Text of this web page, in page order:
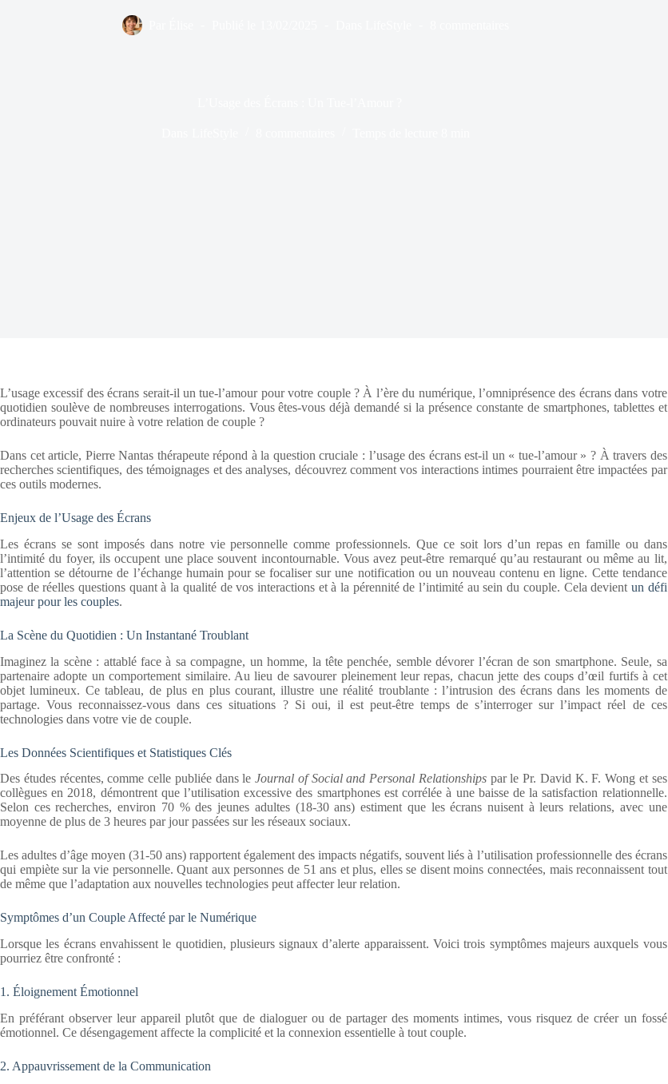
L’usage excessif des écrans serait-il un tue-l’amour pour votre couple ? À l’ère du numérique, l’omniprésence des écrans dans votre
quotidien soulève de nombreuses interrogations. Vous êtes-vous déjà demandé si la présence constante de smartphones, tablettes et
ordinateurs pouvait nuire à votre relation de couple ?
Dans cet article, Pierre Nantas thérapeute répond à la question cruciale : l’usage des écrans est-il un « tue-l’amour » ? À travers des
recherches scientifiques, des témoignages et des analyses, découvrez comment vos interactions intimes pourraient être impactées par
ces outils modernes.
Enjeux de l’Usage des Écrans
Les écrans se sont imposés dans notre vie personnelle comme professionnels. Que ce soit lors d’un repas en famille ou dans
l’intimité du foyer, ils occupent une place souvent incontournable. Vous avez peut-être remarqué qu’au restaurant ou même au lit,
l’attention se détourne de l’échange humain pour se focaliser sur une notification ou un nouveau contenu en ligne. Cette tendance
pose de réelles questions quant à la qualité de vos interactions et à la pérennité de l’intimité au sein du couple. Cela devient un défi
majeur pour les couples.
La Scène du Quotidien : Un Instantané Troublant
Imaginez la scène : attablé face à sa compagne, un homme, la tête penchée, semble dévorer l’écran de son smartphone. Seule, sa
partenaire adopte un comportement similaire. Au lieu de savourer pleinement leur repas, chacun jette des coups d’œil furtifs à cet
objet lumineux. Ce tableau, de plus en plus courant, illustre une réalité troublante : l’intrusion des écrans dans les moments de
partage. Vous reconnaissez-vous dans ces situations ? Si oui, il est peut-être temps de s’interroger sur l’impact réel de ces
technologies dans votre vie de couple.
Les Données Scientifiques et Statistiques Clés
Des études récentes, comme celle publiée dans leJournal of Social and Personal Relationshipspar le Pr. David K. F. Wong et ses
collègues en 2018, démontrent que l’utilisation excessive des smartphones est corrélée à une baisse de la satisfaction relationnelle.
Selon ces recherches, environ 70 % des jeunes adultes (18-30 ans) estiment que les écrans nuisent à leurs relations, avec une
moyenne de plus de 3 heures par jour passées sur les réseaux sociaux.
Les adultes d’âge moyen (31-50 ans) rapportent également des impacts négatifs, souvent liés à l’utilisation professionnelle des écrans
qui empiète sur la vie personnelle. Quant aux personnes de 51 ans et plus, elles se disent moins connectées, mais reconnaissent tout
de même que l’adaptation aux nouvelles technologies peut affecter leur relation.
Symptômes d’un Couple Affecté par le Numérique
Lorsque les écrans envahissent le quotidien, plusieurs signaux d’alerte apparaissent. Voici trois symptômes majeurs auxquels vous
pourriez être confronté :
1. Éloignement Émotionnel
En préférant observer leur appareil plutôt que de dialoguer ou de partager des moments intimes, vous risquez de créer un fossé
émotionnel. Ce désengagement affecte la complicité et la connexion essentielle à tout couple.
2. Appauvrissement de la Communication